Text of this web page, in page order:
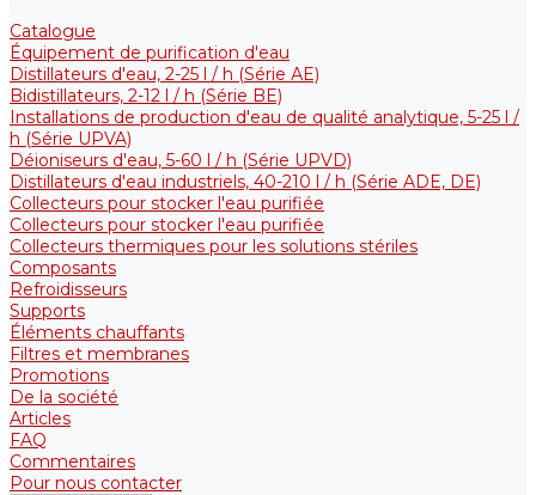
Catalogue
Équipement de purification d'eau
Distillateurs d'eau, 2-25 l / h (Série АE)
Bidistillateurs, 2-12 l / h (Série BE)
Installations de production d'eau de qualité analytique, 5-25 l /
h (Série UPVA)
Déioniseurs d'eau, 5-60 l / h (Série UPVD)
Distillateurs d'eau industriels, 40-210 l / h (Série ADE, DE)
Collecteurs pour stocker l'eau purifiée
Collecteurs pour stocker l'eau purifiée
Collecteurs thermiques pour les solutions stériles
Composants
Refroidisseurs
Supports
Éléments chauffants
Filtres et membranes
Promotions
De la société
Articles
FAQ
Commentaires
Pour nous contacter